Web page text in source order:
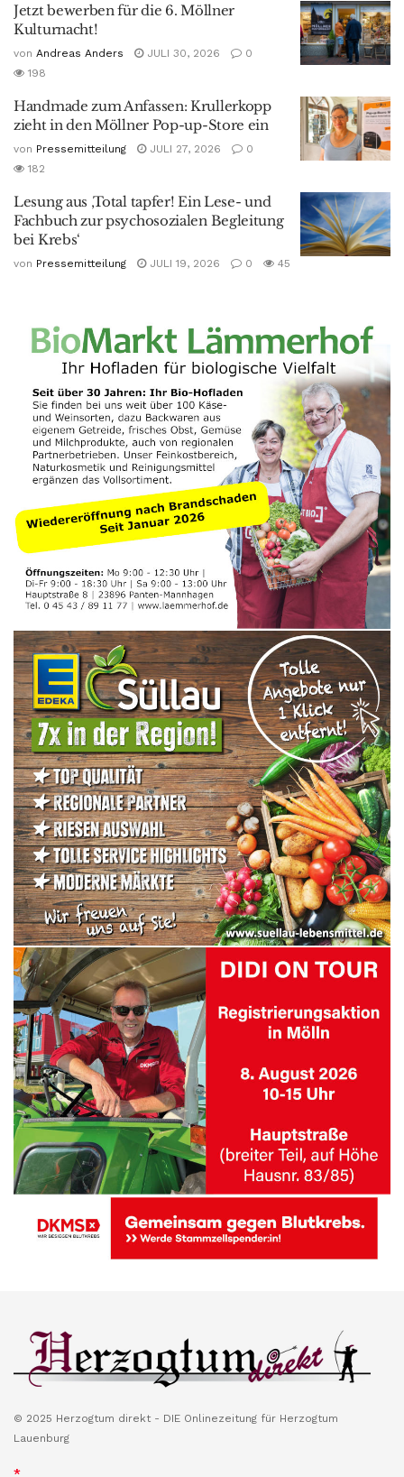
Jetzt bewerben für die 6. Möllner
Kulturnacht!
von Andreas Anders JULI 30, 2026
0
198
Handmade zum Anfassen: Krullerkopp
zieht in den Möllner Pop-up-Store ein
von Pressemitteilung JULI 27, 2026
0
182
Lesung aus ‚Total tapfer! Ein Lese- und
Fachbuch zur psychosozialen Begleitung
bei Krebs‘
von Pressemitteilung JULI 19, 2026 0 45
© 2025 Herzogtum direkt - DIE Onlinezeitung für Herzogtum
Lauenburg
*